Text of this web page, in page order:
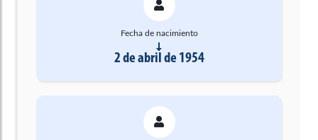
Fecha de nacimiento
2 de abril de 1954